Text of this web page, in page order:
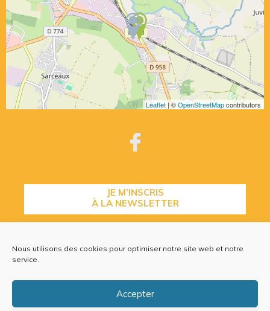
Nous utilisons des cookies pour optimiser notre site web et notre
service.
Accepter
Leaflet | ©OpenStreetMapcontributors
JE M’INSCRIS
À LA NEWSLETTER